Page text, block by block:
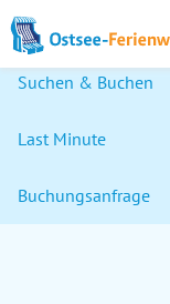
Suchen & Buchen
Last Minute
Buchungsanfrage